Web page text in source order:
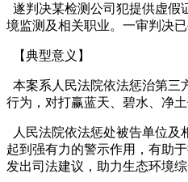
遂判决某检测公司犯提供虚假
境监测及相关职业。一审判决已
【典型意义】
本案系人民法院依法惩治第三
行为，对打赢蓝天、碧水、净
人民法院依法惩处被告单位及
起到强有力的警示作用，有助
发出司法建议，助力生态环境综